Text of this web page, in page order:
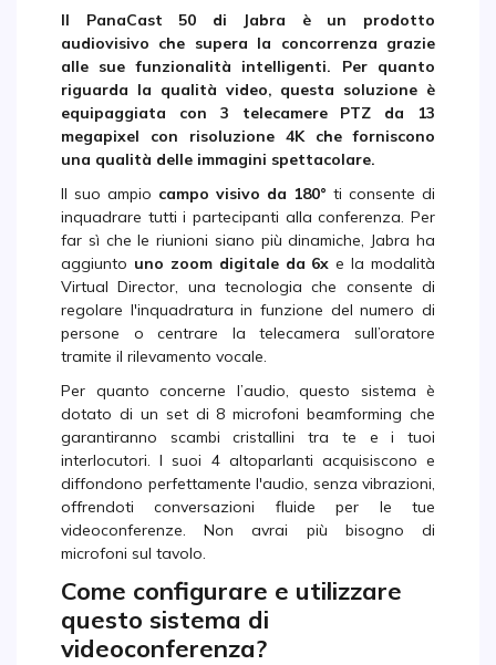
Il PanaCast 50 di Jabra è un prodotto
audiovisivo che supera la concorrenza grazie
alle sue funzionalità intelligenti. Per quanto
riguarda la qualità video, questa soluzione è
equipaggiata con 3 telecamere PTZ da 13
megapixel con risoluzione 4K che forniscono
una qualità delle immagini spettacolare.
Il suo ampio campo visivo da 180° ti consente di
inquadrare tutti i partecipanti alla conferenza. Per
far sì che le riunioni siano più dinamiche, Jabra ha
aggiunto uno zoom digitale da 6x e la modalità
Virtual Director, una tecnologia che consente di
regolare l'inquadratura in funzione del numero di
persone o centrare la telecamera sull’oratore
tramite il rilevamento vocale.
Per quanto concerne l’audio, questo sistema è
dotato di un set di 8 microfoni beamforming che
garantiranno scambi cristallini tra te e i tuoi
interlocutori. I suoi 4 altoparlanti acquisiscono e
diffondono perfettamente l'audio, senza vibrazioni,
offrendoti conversazioni fluide per le tue
videoconferenze. Non avrai più bisogno di
microfoni sul tavolo.
Come configurare e utilizzare
questo sistema di
videoconferenza?